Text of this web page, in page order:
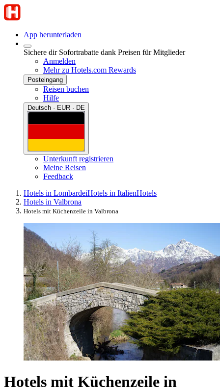
App herunterladen
Sichere dir Sofortrabatte dank Preisen für Mitglieder
Anmelden
Mehr zu Hotels.com Rewards
Posteingang
Reisen buchen
Hilfe
Deutsch · EUR · DE
Unterkunft registrieren
Meine Reisen
Feedback
Hotels in LombardeiHotels in ItalienHotels
Hotels in Valbrona
Hotels mit Küchenzeile in Valbrona
Hotels mit Küchenzeile in